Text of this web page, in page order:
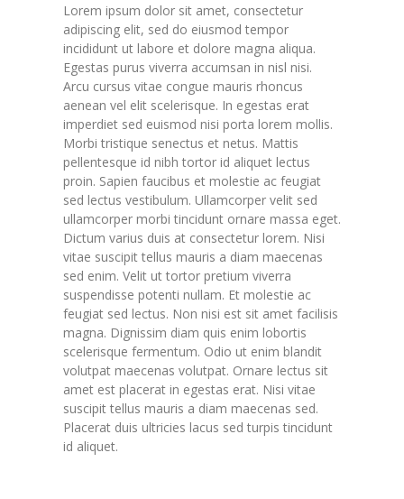
Lorem ipsum dolor sit amet, consectetur
adipiscing elit, sed do eiusmod tempor
incididunt ut labore et dolore magna aliqua.
Egestas purus viverra accumsan in nisl nisi.
Arcu cursus vitae congue mauris rhoncus
aenean vel elit scelerisque. In egestas erat
imperdiet sed euismod nisi porta lorem mollis.
Morbi tristique senectus et netus. Mattis
pellentesque id nibh tortor id aliquet lectus
proin. Sapien faucibus et molestie ac feugiat
sed lectus vestibulum. Ullamcorper velit sed
ullamcorper morbi tincidunt ornare massa eget.
Dictum varius duis at consectetur lorem. Nisi
vitae suscipit tellus mauris a diam maecenas
sed enim. Velit ut tortor pretium viverra
suspendisse potenti nullam. Et molestie ac
feugiat sed lectus. Non nisi est sit amet facilisis
magna. Dignissim diam quis enim lobortis
scelerisque fermentum. Odio ut enim blandit
volutpat maecenas volutpat. Ornare lectus sit
amet est placerat in egestas erat. Nisi vitae
suscipit tellus mauris a diam maecenas sed.
Placerat duis ultricies lacus sed turpis tincidunt
id aliquet.